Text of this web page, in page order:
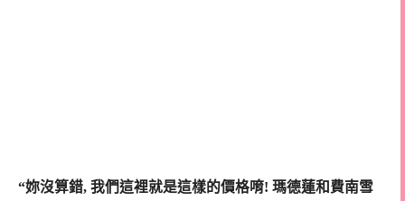
“妳沒算錯, 我們這裡就是這樣的價格唷! 瑪德蓮和費南雪